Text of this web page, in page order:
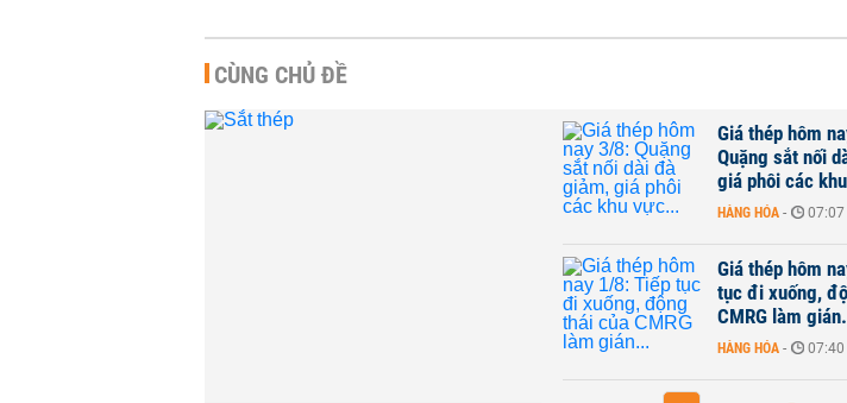
CÙNG CHỦ ĐỀ
Giá thép hôm nay 5/8: Diễn
Giá thép hôm nay 3/8:
Quặng sắt nối dài đà giảm,
giá phôi các khu vực...
07:07 | 03/08/2026
Giá thép hôm nay 1/8: Tiếp
tục đi xuống, động thái của
CMRG làm gián...
07:40 | 01/08/2026